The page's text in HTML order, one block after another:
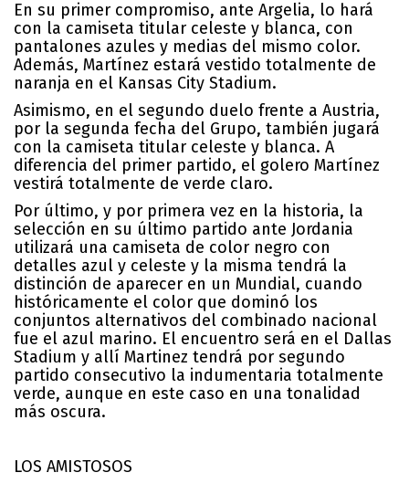
En su primer compromiso, ante Argelia, lo hará
con la camiseta titular celeste y blanca, con
pantalones azules y medias del mismo color.
Además, Martínez estará vestido totalmente de
naranja en el Kansas City Stadium.
Asimismo, en el segundo duelo frente a Austria,
por la segunda fecha del Grupo, también jugará
con la camiseta titular celeste y blanca. A
diferencia del primer partido, el golero Martínez
vestirá totalmente de verde claro.
Por último, y por primera vez en la historia, la
selección en su último partido ante Jordania
utilizará una camiseta de color negro con
detalles azul y celeste y la misma tendrá la
distinción de aparecer en un Mundial, cuando
históricamente el color que dominó los
conjuntos alternativos del combinado nacional
fue el azul marino. El encuentro será en el Dallas
Stadium y allí Martinez tendrá por segundo
partido consecutivo la indumentaria totalmente
verde, aunque en este caso en una tonalidad
más oscura.
LOS AMISTOSOS